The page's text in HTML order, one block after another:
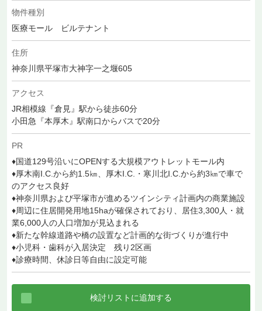
物件種別
医療モール ビルテナント
住所
神奈川県平塚市大神字一之堰605
アクセス
JR相模線『倉見』駅から徒歩60分
小田急『本厚木』駅南口からバスで20分
PR
♦国道129号沿いにOPENする大規模アウトレットモール内
♦厚木南I.C.から約1.5㎞、厚木I.C.・寒川北I.C.から約3㎞で車で
のアクセス良好
♦神奈川県および平塚市が進めるツインシティ計画内の商業施設
♦周辺に住居開発用地15haが確保されており、居住3,300人・就
業6,000人の人口増加が見込まれる
♦新たな幹線道路や橋の設置など計画的な街づくりが進行中
♦小児科・歯科が入居決定 残り2区画
♦診療時間、休診日等自由に設定可能